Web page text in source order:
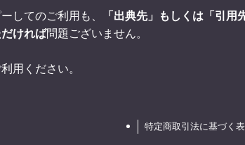
してのご利用も、
「出典先」もしくは「引用
ければ問題ございません。
用ください。
特定商取引法に基づく